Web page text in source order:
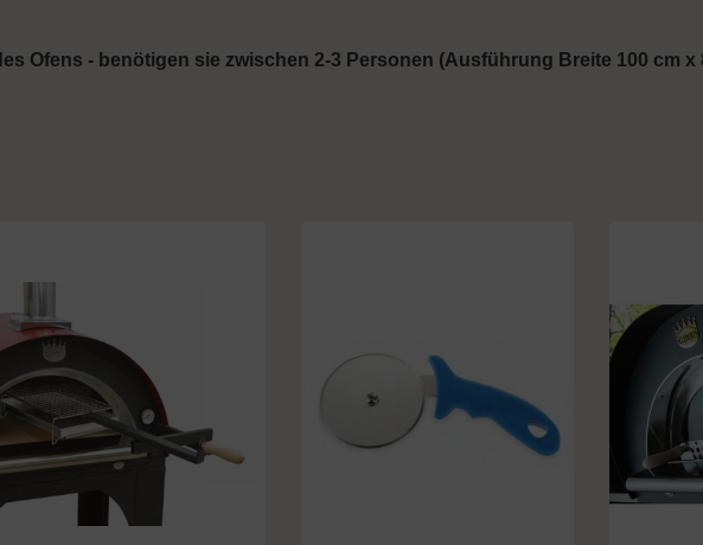
Ofens - benötigen sie zwischen 2-3 Personen (Ausführung Breite 100 cm